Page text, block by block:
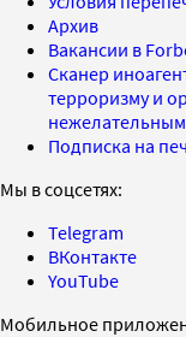
Архив
Вакансии в
Сканер
терроризму и
Подписка на
Мы в соцсетях:
Telegram
ВКонтакте
YouTube
Мобильное